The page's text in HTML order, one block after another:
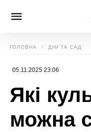
ГОЛОВНА ДІМ ТА САД
05.11.2025 23:06
Які
можна